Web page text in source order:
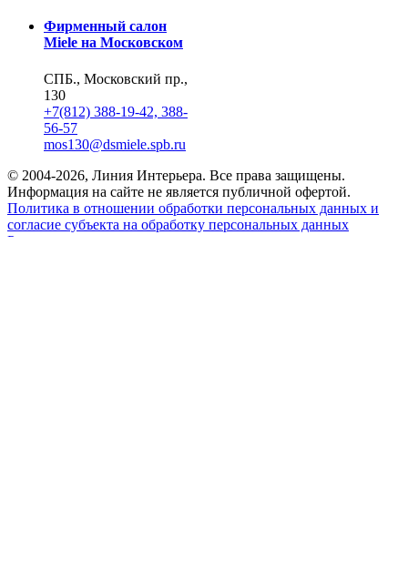
Фирменный салон
Miele на Московском
СПБ., Московский пр.,
130
+7(812) 388-19-42, 388-
56-57
mos130@dsmiele.spb.ru
© 2004-2026, Линия Интерьера. Все права защищены.
Информация на сайте не является публичной офертой.
Политика в отношении обработки персональных данных и
согласие субъекта на обработку персональных данных
Реквизиты